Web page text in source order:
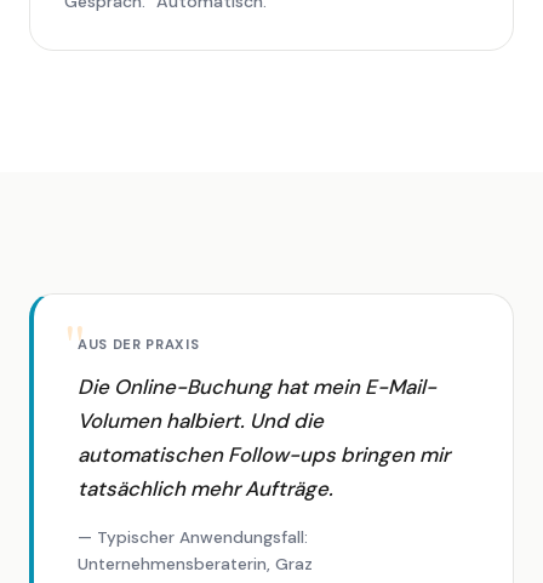
AUS DER PRAXIS
Die Online-Buchung hat mein E-Mail-
Volumen halbiert. Und die
automatischen Follow-ups bringen mir
tatsächlich mehr Aufträge.
— Typischer Anwendungsfall:
Unternehmensberaterin, Graz